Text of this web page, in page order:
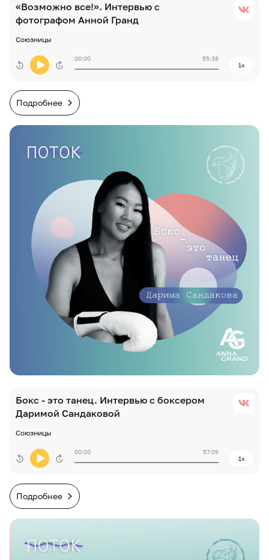
«Возможно все!». Интервью с
фотографом Анной Гранд
Союзницы
00:00
55:38
1x
Подробнее
Бокс - это танец. Интервью с боксером
Даримой Сандаковой
Союзницы
00:00
57:09
1x
Подробнее